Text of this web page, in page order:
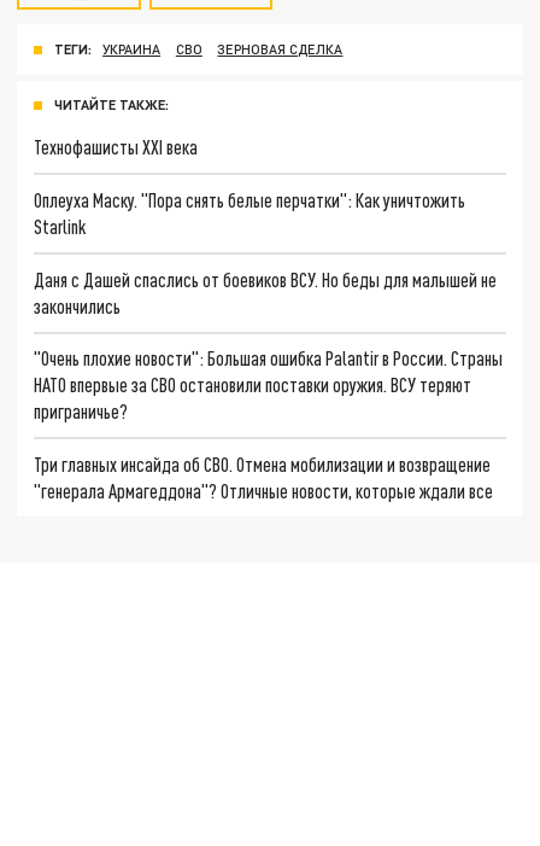
ТЕГИ: УКРАИНА СВО ЗЕРНОВАЯ СДЕЛКА
ЧИТАЙТЕ ТАКЖЕ:
Технофашисты XXI века
Оплеуха Маску. "Пора снять белые перчатки": Как уничтожить
Starlink
Даня с Дашей спаслись от боевиков ВСУ. Но беды для малышей не
закончились
"Очень плохие новости": Большая ошибка Palantir в России. Страны
НАТО впервые за СВО остановили поставки оружия. ВСУ теряют
приграничье?
Три главных инсайда об СВО. Отмена мобилизации и возвращение
"генерала Армагеддона"? Отличные новости, которые ждали все